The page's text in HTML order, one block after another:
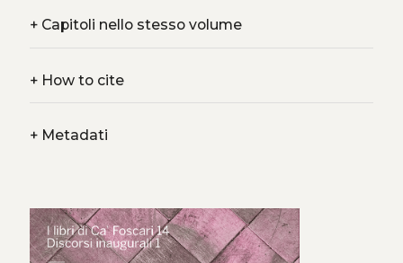
+Capitoli nello stesso volume
+How to cite
+Metadati